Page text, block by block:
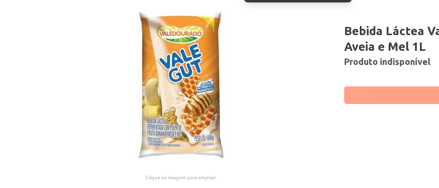
Clique na imagem para ampliar.
Bebida Láctea
Aveia e Mel 1L
Produto indisponível